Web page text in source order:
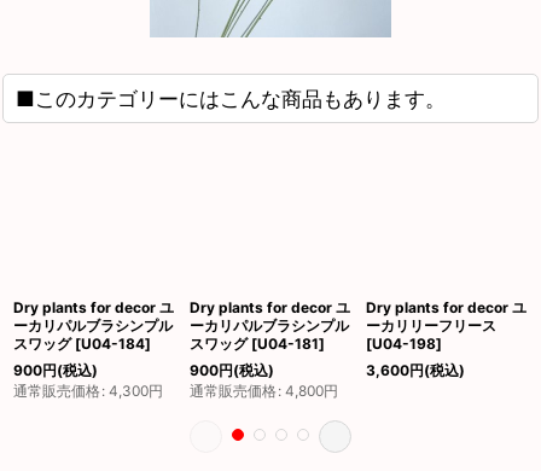
■このカテゴリーにはこんな商品もあります。
Dry plants for decor ユ
ーカリパルブラシンプル
スワッグ [U04-184]
900円(税込)
通常販売価格: 4,300円
Dry plants for decor ユ
ーカリパルブラシンプル
スワッグ [U04-181]
900円(税込)
通常販売価格: 4,800円
Dry plants for decor ユ
ーカリリーフリース
[U04-198]
3,600円(税込)